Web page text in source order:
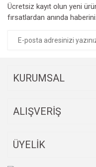
Ücretsiz kayıt olun yeni
fırsatlardan anında
KURUMSAL
ALIŞVERİŞ
ÜYELİK